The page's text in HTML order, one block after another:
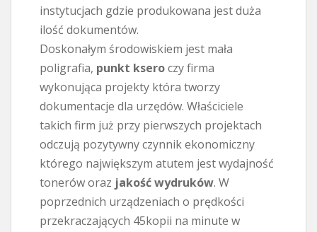
instytucjach gdzie produkowana jest duża
ilość dokumentów.
Doskonałym środowiskiem jest mała
poligrafia, punkt kseroczy firma
wykonująca projekty która tworzy
dokumentacje dla urzędów. Właściciele
takich firm już przy pierwszych projektach
odczują pozytywny czynnik ekonomiczny
którego największym atutem jest wydajność
tonerów oraz jakość wydruków. W
poprzednich urządzeniach o prędkości
przekraczających 45kopii na minute w